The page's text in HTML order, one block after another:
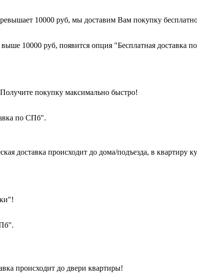
10000 руб, мы доставим Вам покупку
выше 10000 руб, появится опция "Бесплатная
покупку максимально быстро!
по СПб".
доставка происходит до дома/подъезда, в квартиру
происходит до двери квартиры!